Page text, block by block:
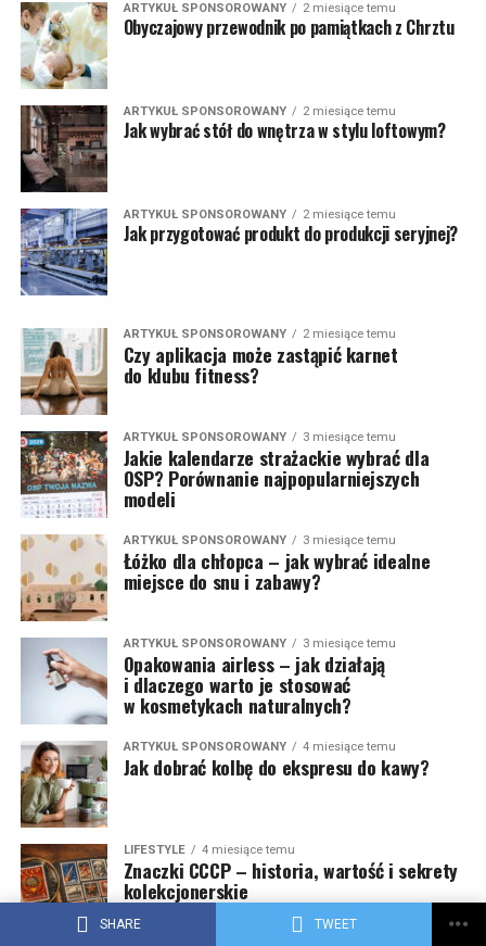
SHARE TWEET
ARTYKUŁ SPONSOROWANY 2 miesiące temu
Obyczajowy przewodnik po pamiątkach z Chrztu
ARTYKUŁ SPONSOROWANY 2 miesiące temu
Jak wybrać stół do wnętrza w stylu loftowym?
ARTYKUŁ SPONSOROWANY 2 miesiące temu
Jak przygotować produkt do produkcji seryjnej?
ARTYKUŁ SPONSOROWANY 2 miesiące temu
Czy aplikacja może zastąpić karnet
do klubu fitness?
ARTYKUŁ SPONSOROWANY 3 miesiące temu
Jakie kalendarze strażackie wybrać dla
OSP? Porównanie najpopularniejszych
modeli
ARTYKUŁ SPONSOROWANY 3 miesiące temu
Łóżko dla chłopca – jak wybrać idealne
miejsce do snu i zabawy?
ARTYKUŁ SPONSOROWANY 3 miesiące temu
Opakowania airless – jak działają
i dlaczego warto je stosować
w kosmetykach naturalnych?
ARTYKUŁ SPONSOROWANY 4 miesiące temu
Jak dobrać kolbę do ekspresu do kawy?
LIFESTYLE 4 miesiące temu
Znaczki CCCP – historia, wartość i sekrety
kolekcjonerskie